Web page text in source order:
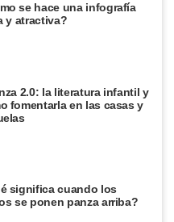
se hace una infografía
y atractiva?
2.0: la literatura infantil y
fomentarla en las casas y
significa cuando los
se ponen panza arriba?